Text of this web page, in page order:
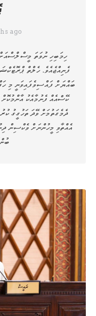
ago
ފެނިއްޖެއެވެ. ހެލްތް
ބައްޔަށް ފައްސިވެފައިވަނީ މި
ކޭސްއެއް ފެނުމާއެކު
ދެމެގަތުމަށް ވޭދަ ތަހުގީގު
އެއްތާވި މީހުންނަށް ވެކްސިން